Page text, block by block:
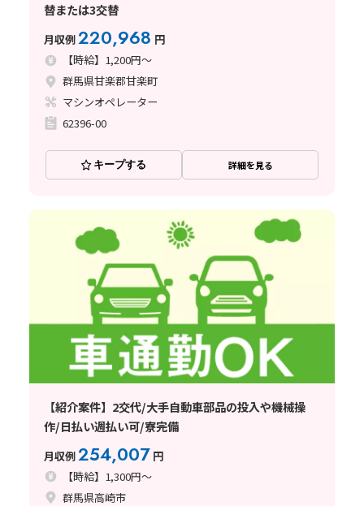
替または3交替
月収例220,968 円
【時給】1,200円～
群馬県甘楽郡甘楽町
マシンオペレーター
62396-00
キープする 詳細を見る
【紹介案件】2交代/大手自動車部品の投入や機械操
作/日払い週払い可/寮完備
月収例254,007 円
【時給】1,300円～
群馬県高崎市